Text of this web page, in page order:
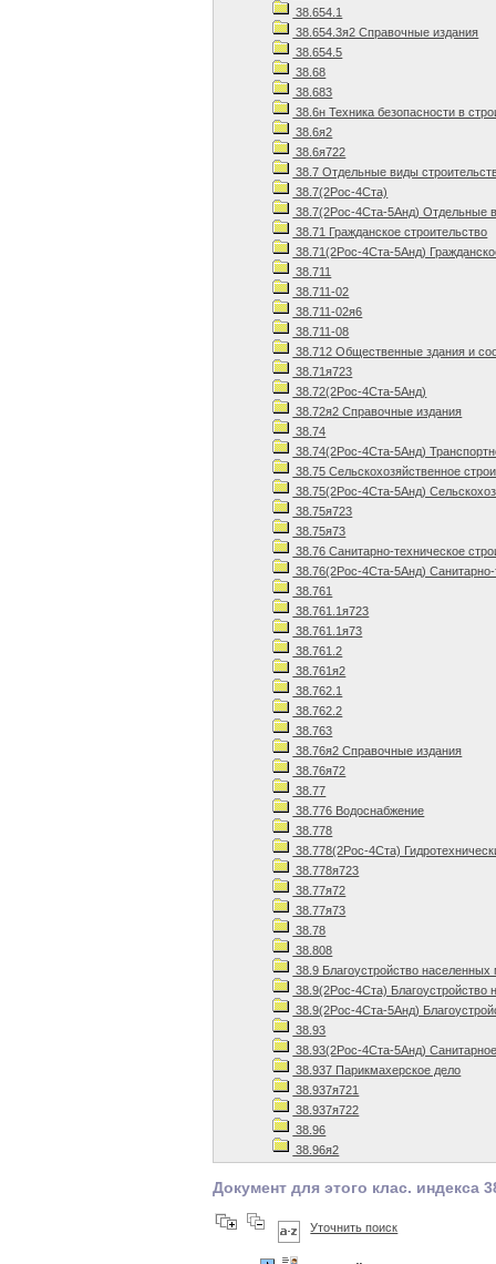
38.654.1
38.654.3я2 Справочные издания
38.654.5
38.68
38.683
38.6н Техника безопасности в
38.6я2
38.6я722
38.7 Отдельные виды
38.7(2Рос-4Ста)
38.7(2Рос-4Ста-5Анд) Отдельные
38.71 Гражданское строительство
38.71(2Рос-4Ста-5Анд)
38.711
38.711-02
38.711-02я6
38.711-08
38.712 Общественные здания и
38.71я723
38.72(2Рос-4Ста-5Анд)
38.72я2 Справочные издания
38.74
38.74(2Рос-4Ста-5Анд)
38.75 Сельскохозяйственное
38.75(2Рос-4Ста-5Анд)
38.75я723
38.75я73
38.76 Санитарно-техническое
38.76(2Рос-4Ста-5Анд) Санитарно-
38.761
38.761.1я723
38.761.1я73
38.761.2
38.761я2
38.762.1
38.762.2
38.763
38.76я2 Справочные издания
38.76я72
38.77
38.776 Водоснабжение
38.778
38.778(2Рос-4Ста)
38.778я723
38.77я72
38.77я73
38.78
38.808
38.9 Благоустройство населенных
38.9(2Рос-4Ста) Благоустройство
38.9(2Рос-4Ста-5Анд)
38.93
38.93(2Рос-4Ста-5Анд)
38.937 Парикмахерское дело
38.937я721
38.937я722
38.96
38.96я2
Документ для этого клас. индекса
Уточнить поиск